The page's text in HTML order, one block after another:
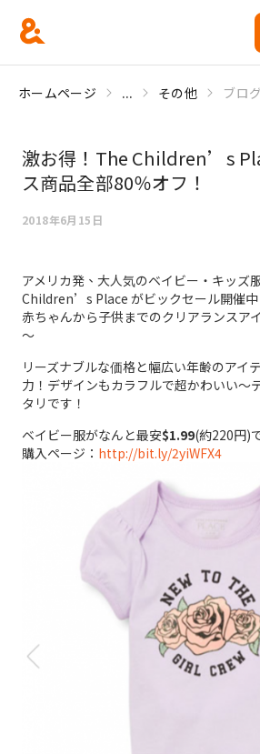
ホームページ ... その他 ブロ
激お得！The Children’s
ス商品全部80％オフ！
2018年6月15日
アメリカ発、大人気のベイビー・キッズ
Children’s Place がビックセール開催中
赤ちゃんから子供までのクリアランスア
～
リーズナブルな価格と幅広い年齢のアイ
力！デザインもカラフルで超かわいい～
タリです！
ベイビー服がなんと最安$1.99(約220円)
購入ページ： http://bit.ly/2yiWFX4